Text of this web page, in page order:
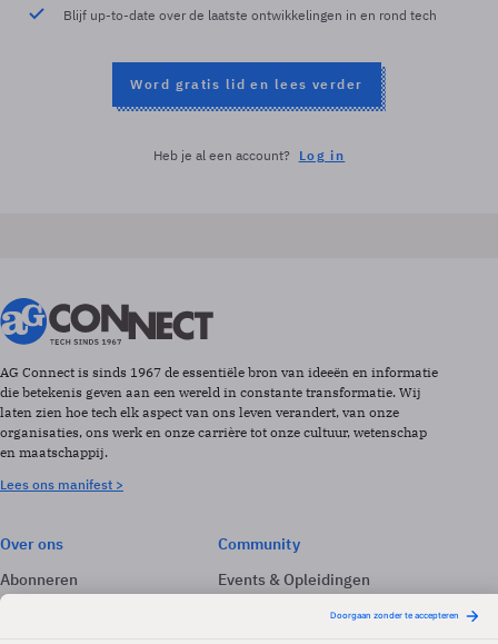
Blijf up-to-date over de laatste ontwikkelingen in en rond tech
Word gratis lid en lees verder
Heb je al een account? Log in
AG Connect is sinds 1967 de essentiële bron van ideeën en informatie
die betekenis geven aan een wereld in constante transformatie. Wij
laten zien hoe tech elk aspect van ons leven verandert, van onze
organisaties, ons werk en onze carrière tot onze cultuur, wetenschap
en maatschappij.
Lees ons manifest >
Over ons
Abonneren
Adverteren
Community
Events & Opleidingen